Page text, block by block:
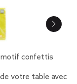
motif confettis
votre table avec